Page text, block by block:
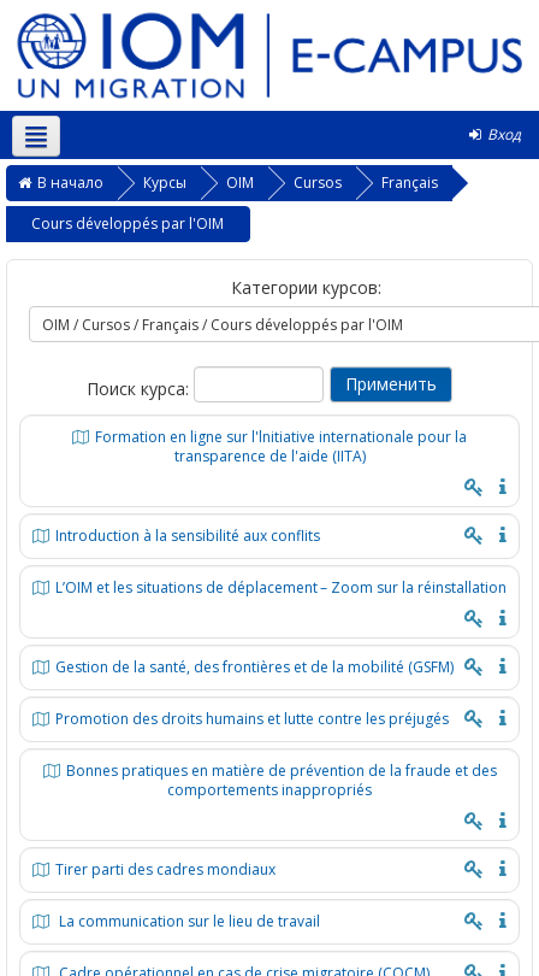
Вход
Русский ‎(ru)‎
В начало Курсы OIM Cursos
Français
Cours développés par l'OIM
Категории курсов:
Поиск курса:
Formation en ligne sur l'lnitiative internationale pour la
transparence de l'aide (IITA)
Introduction à la sensibilité aux conflits
L’OIM et les situations de déplacement – Zoom sur la réinstallation
Gestion de la santé, des frontières et de la mobilité (GSFM)
Promotion des droits humains et lutte contre les préjugés
Bonnes pratiques en matière de prévention de la fraude et des
comportements inappropriés
Tirer parti des cadres mondiaux
La communication sur le lieu de travail